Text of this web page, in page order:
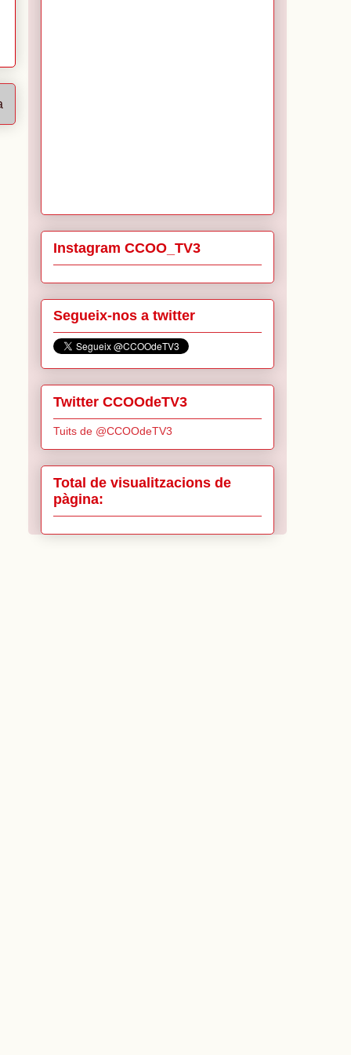
Instagram CCOO_TV3
Segueix-nos a twitter
Twitter CCOOdeTV3
Tuits de @CCOOdeTV3
Total de visualitzacions de
pàgina: